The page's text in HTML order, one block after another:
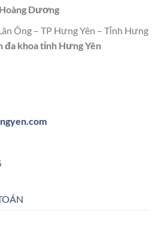
Dương
Ông – TP Hưng Yên – Tỉnh Hưng
đa khoa tỉnh Hưng Yên